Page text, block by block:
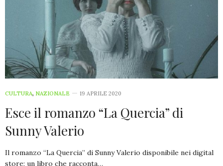
CULTURA, NAZIONALE 19 APRILE 2020
Esce il romanzo “La Quercia” di
Sunny Valerio
Il romanzo “La Quercia” di Sunny Valerio disponibile nei digital
store: un libro che racconta…